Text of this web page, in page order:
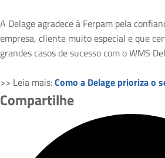
A Delage agradece à Ferpam pela
empresa, cliente muito especial e que
grandes casos de sucesso com o WMS
>> Leia mais:Como a Delage prioriza o
Compartilhe